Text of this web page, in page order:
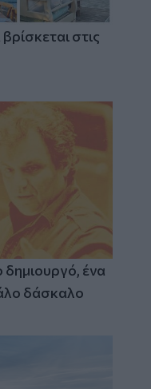
στις
ένα
δάσκαλο